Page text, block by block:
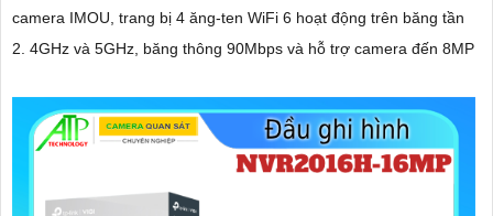
camera IMOU, trang bị 4 ăng-ten WiFi 6 hoạt động trên băng tần
2. 4GHz và 5GHz, băng thông 90Mbps và hỗ trợ camera đến 8MP